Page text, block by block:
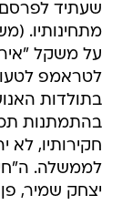
שעתיד
מתחינותיו.
על משקל
לטראמפ
בתולדות
בהתמתנות
חקירותיו, לא
לממשלה.
יצחק שמיר,